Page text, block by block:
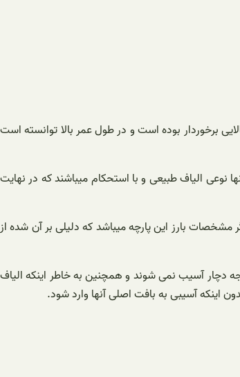
برخوردار بوده است و در طول عمر بالا توانسته است
نوعی الیاف طبیعی و با استحکام میباشند که در نهایت
بارز این پارچه میباشد که دلیلی بر آن شده از
آسیب نمی شوند و همچنین به خاطر اینکه الیاف
اینکه آسیبی به بافت اصلی آنها وارد شود.